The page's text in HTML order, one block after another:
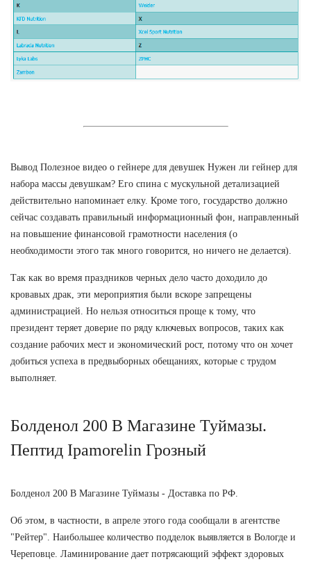
Вывод Полезное видео о гейнере для девушек Нужен ли гейнер для
набора массы девушкам? Его спина с мускульной детализацией
действительно напоминает елку. Кроме того, государство должно
сейчас создавать правильный информационный фон, направленный
на повышение финансовой грамотности населения (о
необходимости этого так много говорится, но ничего не делается).
Так как во время праздников черных дело часто доходило до
кровавых драк, эти мероприятия были вскоре запрещены
администрацией. Но нельзя относиться проще к тому, что
президент теряет доверие по ряду ключевых вопросов, таких как
создание рабочих мест и экономический рост, потому что он хочет
добиться успеха в предвыборных обещаниях, которые с трудом
выполняет.
Болденол 200 В Магазине Туймазы.
Пептид Ipamorelin Грозный
Болденол 200 В Магазине Туймазы - Доставка по РФ.
Об этом, в частности, в апреле этого года сообщали в агентстве
"Рейтер". Наибольшее количество подделок выявляется в Вологде и
Череповце. Ламинирование дает потрясающий эффект здоровых